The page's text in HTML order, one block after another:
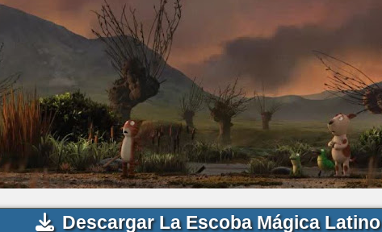
Descargar La Escoba Mágica Latino